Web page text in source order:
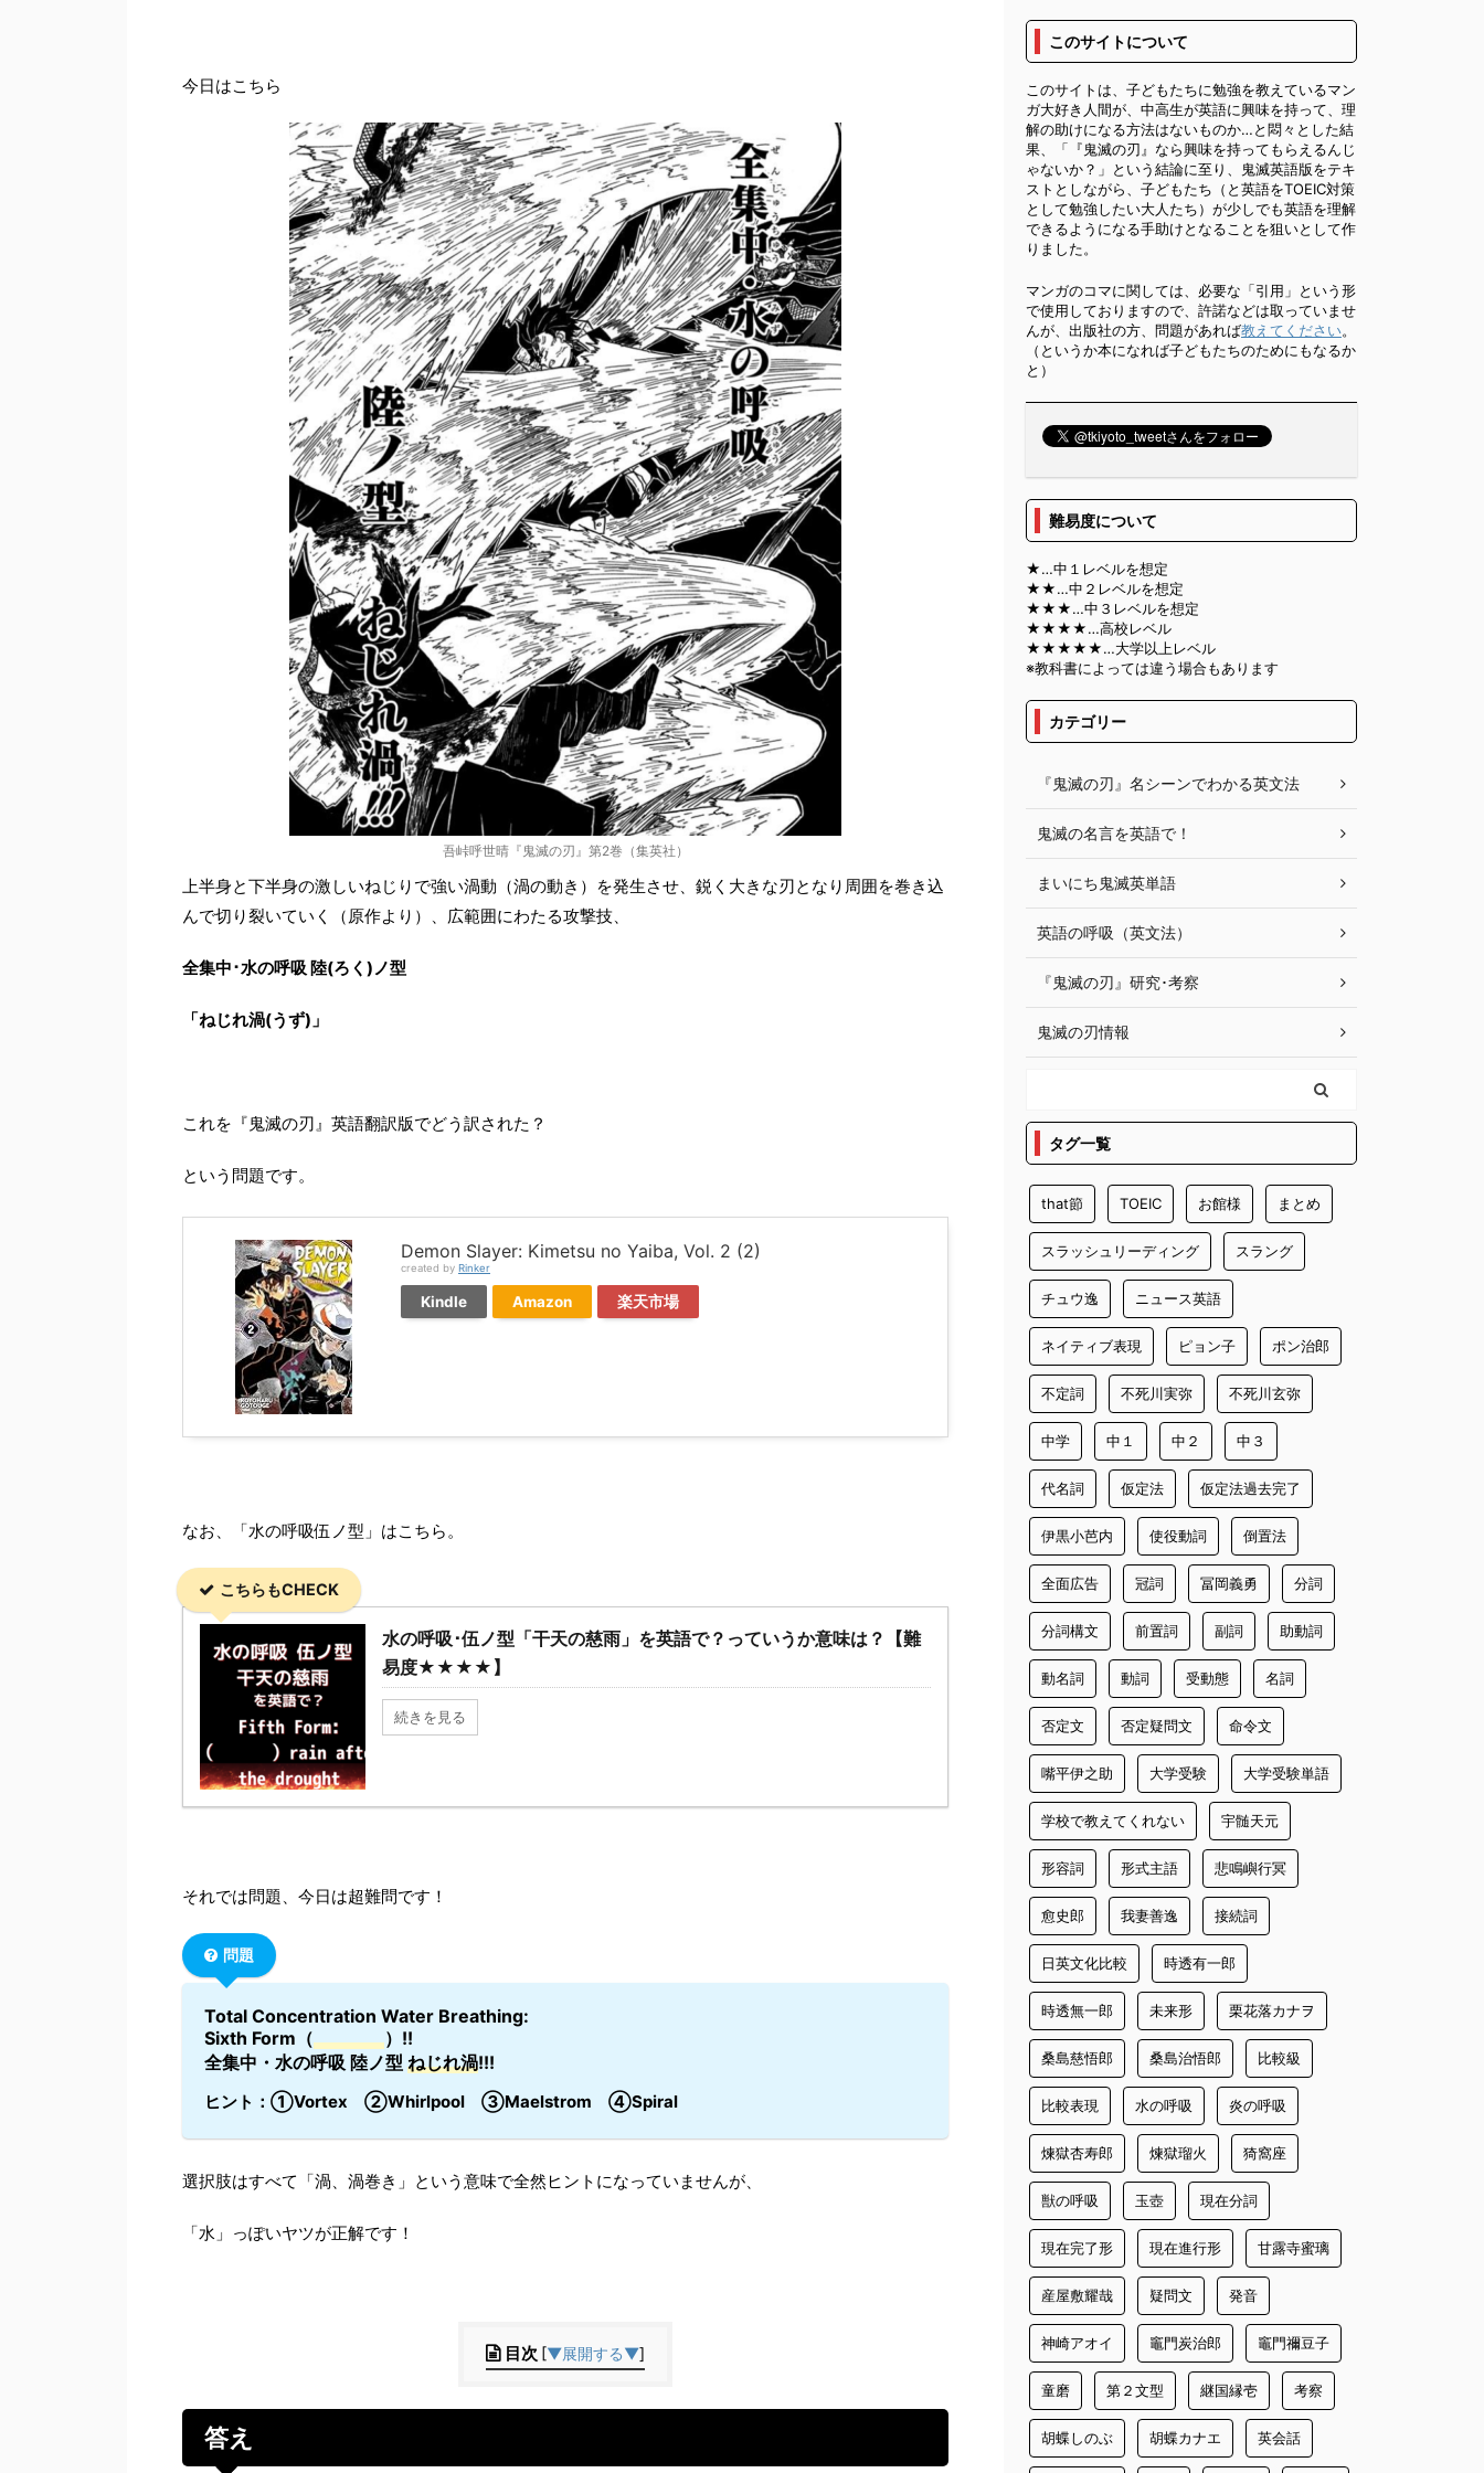
今日はこちら
吾峠呼世晴『鬼滅の刃』第2巻（集英社）
上半身と下半身の激しいねじりで強い渦動（渦の動き）を発生させ、鋭く大きな刃となり周囲を巻き込
んで切り裂いていく（原作より）、広範囲にわたる攻撃技、
全集中･水の呼吸 陸(ろく)ノ型
「ねじれ渦(うず)」
これを『鬼滅の刃』英語翻訳版でどう訳された？
という問題です。
Demon Slayer: Kimetsu no Yaiba, Vol. 2 (2)
created by Rinker
Kindle Amazon 楽天市場
なお、「水の呼吸伍ノ型」はこちら。
こちらもCHECK
水の呼吸･伍ノ型「干天の慈雨」を英語で？っていうか意味は？【難
易度★★★★】
続きを見る
それでは問題、今日は超難問です！
問題
Total Concentration Water Breathing:
Sixth Form（
）!!
全集中・水の呼吸 陸ノ型 ねじれ渦!!!
ヒント：①Vortex ②Whirlpool ③Maelstrom ④Spiral
選択肢はすべて「渦、渦巻き」という意味で全然ヒントになっていませんが、
「水」っぽいヤツが正解です！
目次 [▼展開する▼]
答え
このサイトについて
このサイトは、子どもたちに勉強を教えているマン
ガ大好き人間が、中高生が英語に興味を持って、理
解の助けになる方法はないものか…と悶々とした結
果、「『鬼滅の刃』なら興味を持ってもらえるんじ
ゃないか？」という結論に至り、鬼滅英語版をテキ
ストとしながら、子どもたち（と英語をTOEIC対策
として勉強したい大人たち）が少しでも英語を理解
できるようになる手助けとなることを狙いとして作
りました。
マンガのコマに関しては、必要な「引用」という形
で使用しておりますので、許諾などは取っていませ
んが、出版社の方、問題があれば教えてください。
（というか本になれば子どもたちのためにもなるか
と）
難易度について
★…中１レベルを想定
★★…中２レベルを想定
★★★…中３レベルを想定
★★★★…高校レベル
★★★★★…大学以上レベル
※教科書によっては違う場合もあります
カテゴリー
『鬼滅の刃』名シーンでわかる英文法
鬼滅の名言を英語で！
まいにち鬼滅英単語
英語の呼吸（英文法）
『鬼滅の刃』研究･考察
鬼滅の刃情報
タグ一覧
that節 TOEIC お館様 まとめ
スラッシュリーディング スラング
チュウ逸 ニュース英語
ネイティブ表現 ピョン子 ポン治郎
不定詞 不死川実弥 不死川玄弥
中学 中１ 中２ 中３
代名詞 仮定法 仮定法過去完了
伊黒小芭内 使役動詞 倒置法
全面広告 冠詞 冨岡義勇 分詞
分詞構文 前置詞 副詞 助動詞
動名詞 動詞 受動態 名詞
否定文 否定疑問文 命令文
嘴平伊之助 大学受験 大学受験単語
学校で教えてくれない 宇髄天元
形容詞 形式主語 悲鳴嶼行冥
愈史郎 我妻善逸 接続詞
日英文化比較 時透有一郎
時透無一郎 未来形 栗花落カナヲ
桑島慈悟郎 桑島治悟郎 比較級
比較表現 水の呼吸 炎の呼吸
煉獄杏寿郎 煉獄瑠火 猗窩座
獣の呼吸 玉壺 現在分詞
現在完了形 現在進行形 甘露寺蜜璃
産屋敷耀哉 疑問文 発音
神崎アオイ 竈門炭治郎 竈門禰豆子
童磨 第２文型 継国縁壱 考察
胡蝶しのぶ 胡蝶カナエ 英会話